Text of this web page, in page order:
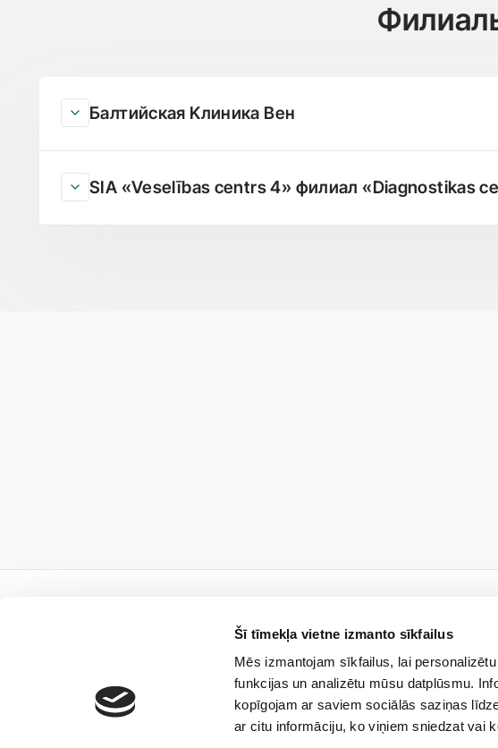
Šī tīmekļa vietne izmanto sīkfailus
Mēs izmantojam sīkfailus, lai
funkcijas un analizētu mūsu datplūsmu.
kopīgojam ar saviem sociālās saziņas
ar citu informāciju, ko viņiem sniedzat vai
Балтийская Kлиника Bен
SIA «Veselības centrs 4» филиал «Diagnostikas
Подпишись на